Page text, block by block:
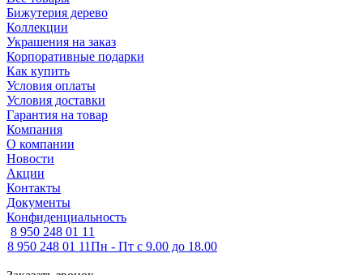
Бижутерия дерево
Коллекции
Украшения на заказ
Корпоративные подарки
Как купить
Условия оплаты
Условия доставки
Гарантия на товар
Компания
О компании
Новости
Акции
Контакты
Документы
Конфиденциальность
8 950 248 01 11
8 950 248 01 11Пн - Пт с 9.00 до 18.00